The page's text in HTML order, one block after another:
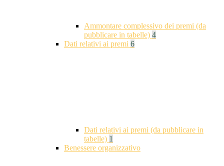
Ammontare complessivo dei premi (da
pubblicare in tabelle) 4
Dati relativi ai premi 6
Dati relativi ai premi (da pubblicare in
tabelle) 1
Benessere organizzativo